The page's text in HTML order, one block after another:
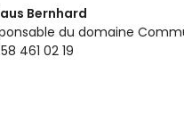
Bernhard
du domaine
461 02 19